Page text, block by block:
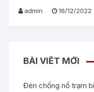
admin 16/12/2022
BÀI VIẾT MỚI
Đèn chống nổ trạm